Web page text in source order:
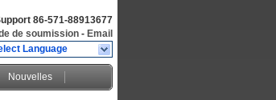
86-571-88913677
de soumission - Email
Language
Nouvelles